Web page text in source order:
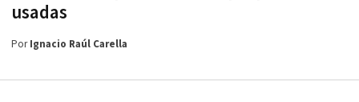
usadas
PorIgnacio Raúl Carella